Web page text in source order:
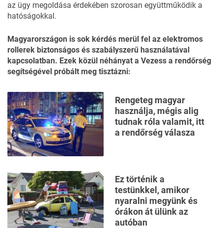
az ügy megoldása érdekében szorosan együttműködik a
hatóságokkal.
Magyarországon is sok kérdés merül fel az elektromos
rollerek biztonságos és szabályszerű használatával
kapcsolatban. Ezek közül néhányat a Vezess a rendőrség
segítségével próbált meg tisztázni:
Rengeteg magyar
használja, mégis alig
tudnak róla valamit, itt
a rendőrség válasza
Ez történik a
testünkkel, amikor
nyaralni megyünk és
órákon át ülünk az
autóban